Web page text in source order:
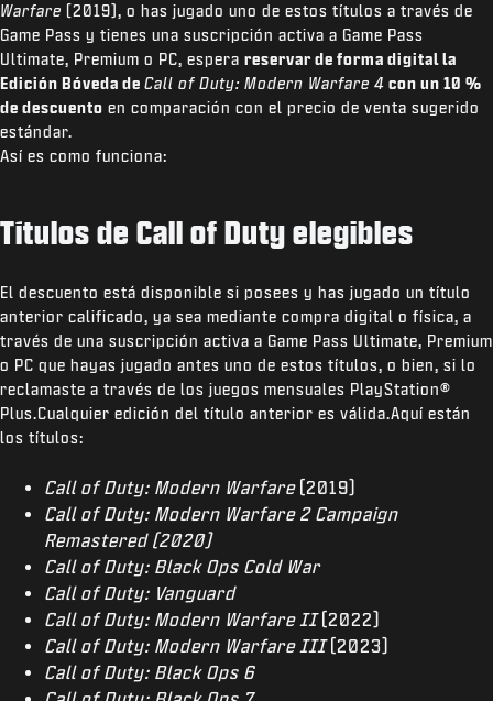
Warfare (2019), o has jugado uno de estos títulos a través de
Game Pass y tienes una suscripción activa a Game Pass
Ultimate, Premium o PC, espera reservar de forma digital la
Edición Bóveda de Call of Duty: Modern Warfare 4 con un 10 %
de descuento en comparación con el precio de venta sugerido
estándar.
Así es como funciona:
Títulos de Call of Duty elegibles
El descuento está disponible si posees y has jugado un título
anterior calificado, ya sea mediante compra digital o física, a
través de una suscripción activa a Game Pass Ultimate, Premium
o PC que hayas jugado antes uno de estos títulos, o bien, si lo
reclamaste a través de los juegos mensuales PlayStation®
Plus.Cualquier edición del título anterior es válida.Aquí están
los títulos:
Call of Duty: Modern Warfare(2019)
Call of Duty: Modern Warfare 2 Campaign
Remastered (2020)
Call of Duty: Black Ops Cold War
Call of Duty: Vanguard
Call of Duty: Modern Warfare II(2022)
Call of Duty: Modern Warfare III(2023)
Call of Duty: Black Ops 6